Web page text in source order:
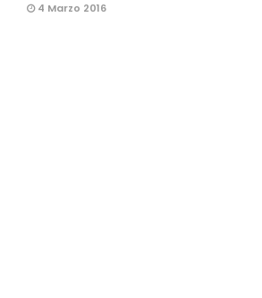
4 Marzo 2016